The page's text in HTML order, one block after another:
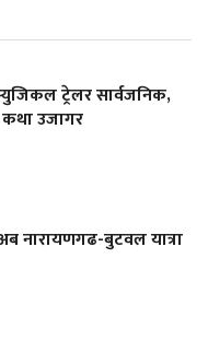
ट्रेलर सार्वजनिक,
कथा उजागर
नारायणगढ-बुटवल यात्रा